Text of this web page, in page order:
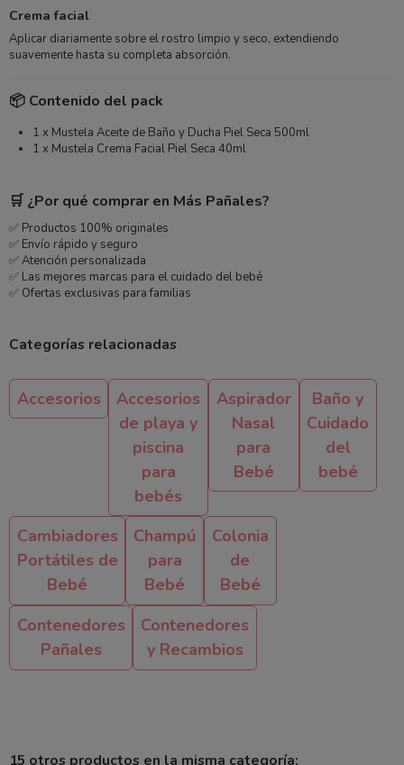
Crema facial
Aplicar diariamente sobre el rostro limpio y seco, extendiendo
suavemente hasta su completa absorción.
📦 Contenido del pack
1 x Mustela Aceite de Baño y Ducha Piel Seca 500ml
1 x Mustela Crema Facial Piel Seca 40ml
🛒 ¿Por qué comprar en Más Pañales?
✅ Productos 100% originales
✅ Envío rápido y seguro
✅ Atención personalizada
✅ Las mejores marcas para el cuidado del bebé
✅ Ofertas exclusivas para familias
Categorías relacionadas
Accesorios
Accesorios
de playa y
piscina
para
bebés
Aspirador
Nasal
para
Bebé
Baño y
Cuidado
del
bebé
Cambiadores
Portátiles de
Bebé
Champú
para
Bebé
Colonia
de
Bebé
Contenedores
Pañales
Contenedores
y Recambios
15 otros productos en la misma categoría: